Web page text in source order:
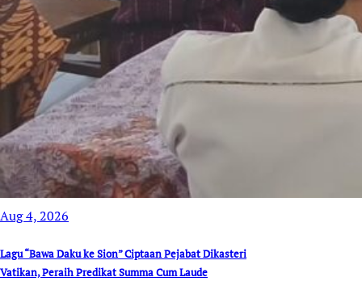
Aug 4, 2026
Lagu “Bawa Daku ke Sion” Ciptaan Pejabat Dikasteri
Vatikan, Peraih Predikat Summa Cum Laude